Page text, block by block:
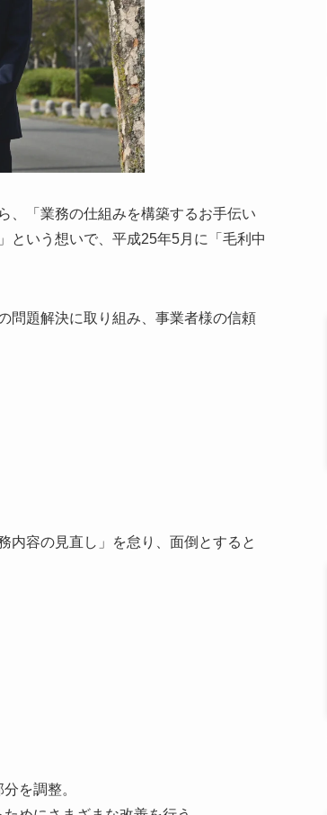
、「業務の仕組みを構築するお手伝い
という想いで、平成25年5月に「毛利中
問題解決に取り組み、事業者様の信頼
内容の見直し」を怠り、面倒とすると
を調整。